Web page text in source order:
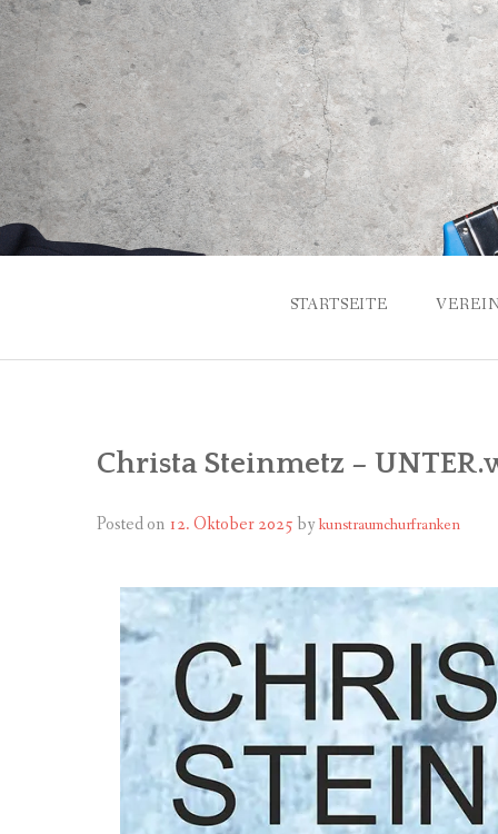
Skip
to
content
STARTSEITE
ZIELE
PROGRAMM
PROGRAMM
PROGRAMM
PROGRAMM
Christa Steinmetz –
Posted on 12. Oktober 2025bykunstraumchurfranken